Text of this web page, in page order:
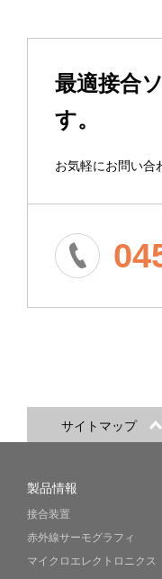
最適接合
す。
お気軽にお問い合
サイトマップ
製品情報
接合装置
赤外線サーモグラフィ
マイクロエレクトロニクス